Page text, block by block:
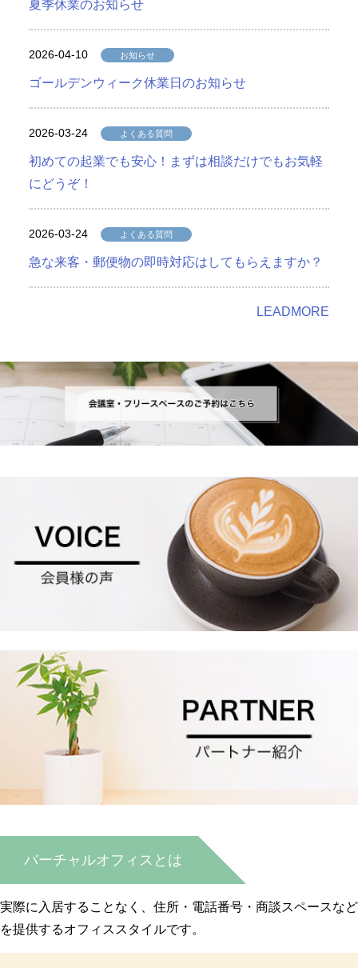
夏季休業のお知らせ
2026-04-10 お知らせ
ゴールデンウィーク休業日のお知らせ
2026-03-24 よくある質問
初めての起業でも安心！まずは相談だけでもお気軽
にどうぞ！
2026-03-24 よくある質問
急な来客・郵便物の即時対応はしてもらえますか？
LEADMORE
バーチャルオフィスとは
実際に入居することなく、住所・電話番号・商談スペースなど
を提供するオフィススタイルです。